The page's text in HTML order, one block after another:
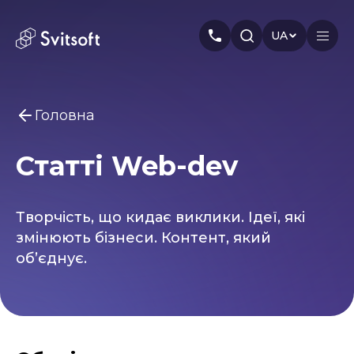
UA
Вам може бути цікаво
Smm
Branding
Головна
Послуги
Про нас
Статті
Головна
Статті Web-dev
Творчість, що кидає виклики. Ідеї, які
змінюють бізнеси. Контент, який
об’єднує.